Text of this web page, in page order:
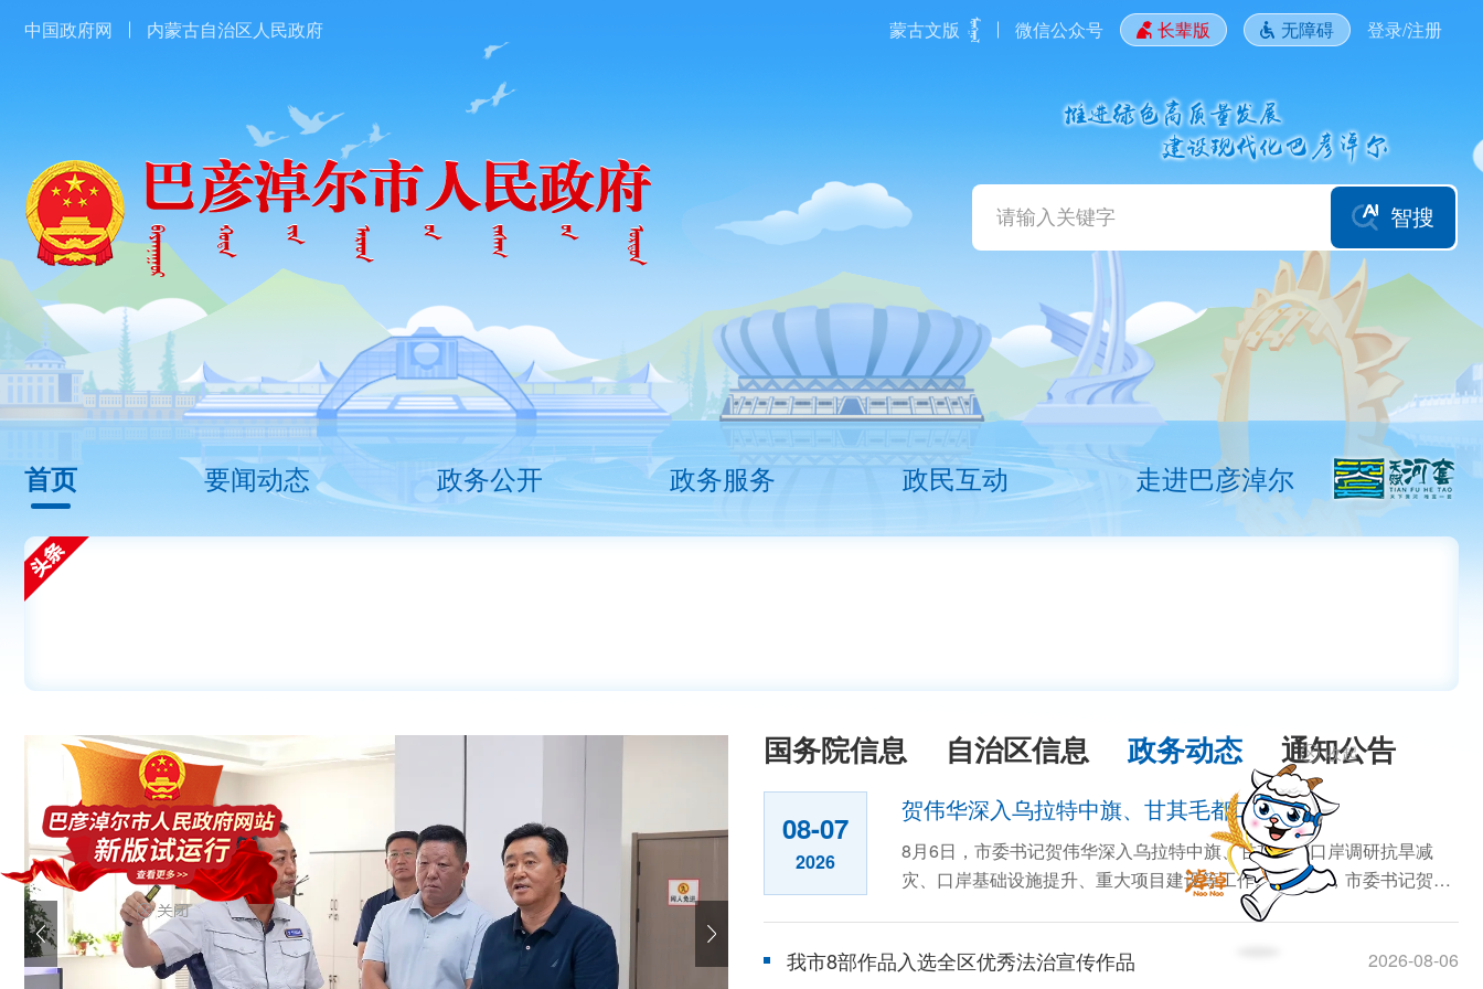
中国政府网 内蒙古自治区人民政府 蒙古文版 微信公众号 长辈版 无障碍 登录/注册
智搜
首页 要闻动态 政务公开 政务服务 政民互动 走进巴彦淖尔
国务院信息 自治区信息 政务动态 通知公告
08-07
2026
贺伟华深入乌拉特中旗、甘其毛都口岸调研
8月6日，市委书记贺伟华深入乌拉特中旗、甘其毛都口岸调研抗旱减
灾、口岸基础设施提升、重大项目建设等工作。8月6日，市委书记贺伟
我市8部作品入选全区优秀法治宣传作品 2026-08-06
收起